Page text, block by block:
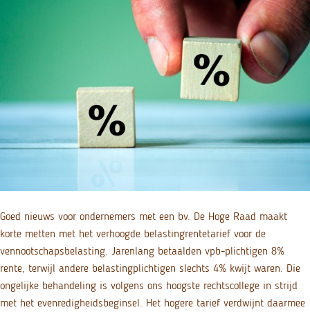
Goed nieuws voor ondernemers met een bv. De Hoge Raad maakt
korte metten met het verhoogde belastingrentetarief voor de
vennootschapsbelasting. Jarenlang betaalden vpb-plichtigen 8%
rente, terwijl andere belastingplichtigen slechts 4% kwijt waren. Die
ongelijke behandeling is volgens ons hoogste rechtscollege in strijd
met het evenredigheidsbeginsel. Het hogere tarief verdwijnt daarmee